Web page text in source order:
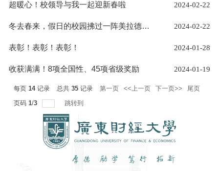
超暖心！校领导与我一起迎新春啦 2024-02-22
冬去春来，假日的校园拂过一阵美拉德风！ 2024-02-22
表彰！表彰！表彰！ 2024-01-28
收获满满！8项全国性、45项省级奖励 2024-01-19
每页 14记录 总共 35记录 第一页 <<上一页 下一页>>
尾页
页码 1/3 跳转到